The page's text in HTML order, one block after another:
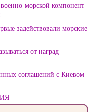
морской компонент
задействовали морские
от наград
соглашений с Киевом